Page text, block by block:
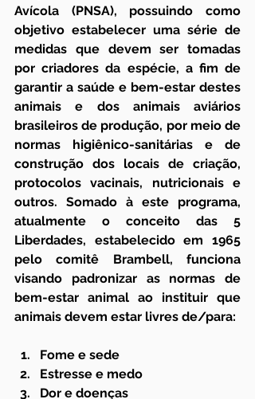
Avícola (PNSA), possuindo como
objetivo estabelecer uma série de
medidas que devem ser tomadas
por criadores da espécie, a fim de
garantir a saúde e bem-estar destes
animais e dos animais aviários
brasileiros de produção, por meio de
normas higiênico-sanitárias e de
construção dos locais de criação,
protocolos vacinais, nutricionais e
outros. Somado à este programa,
atualmente o conceito das 5
Liberdades, estabelecido em 1965
pelo comitê Brambell, funciona
visando padronizar as normas de
bem-estar animal ao instituir que
animais devem estar livres de/para:
Fome e sede
Estresse e medo
Dor e doenças